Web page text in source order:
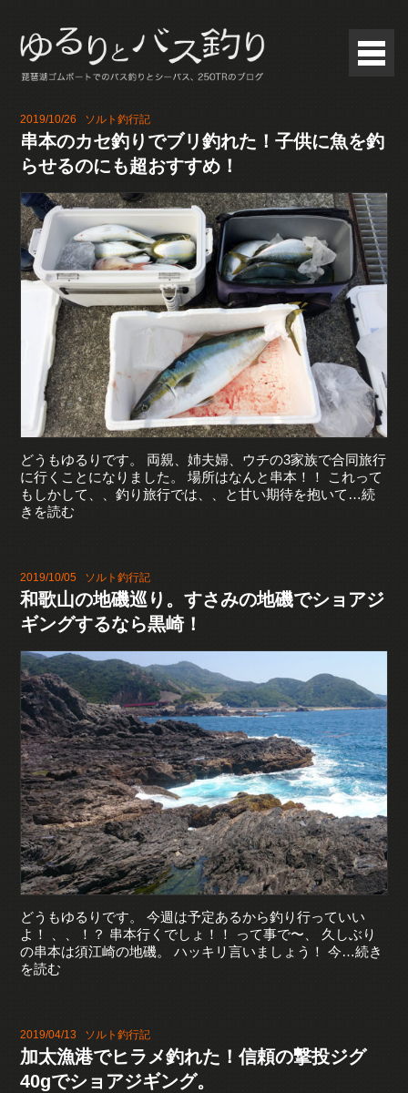
2019/10/26 ソルト釣行記
串本のカセ釣りでブリ釣れた！子供に魚を釣
らせるのにも超おすすめ！
どうもゆるりです。 両親、姉夫婦、ウチの3家族で合同旅行
に行くことになりました。 場所はなんと串本！！ これって
もしかして、、釣り旅行では、、と甘い期待を抱いて…続
きを読む
2019/10/05 ソルト釣行記
和歌山の地磯巡り。すさみの地磯でショアジ
ギングするなら黒崎！
どうもゆるりです。 今週は予定あるから釣り行っていい
よ！ 、、！？ 串本行くでしょ！！ って事で〜、 久しぶり
の串本は須江崎の地磯。 ハッキリ言いましょう！ 今…続き
を読む
2019/04/13 ソルト釣行記
加太漁港でヒラメ釣れた！信頼の撃投ジグ
40gでショアジギング。